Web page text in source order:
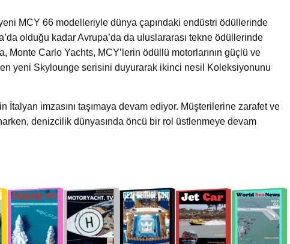
MCY 66 modelleriyle dünya çapındaki endüstri ödüllerinde
olduğu kadar Avrupa’da da uluslararası tekne ödüllerinde
Monte Carlo Yachts, MCY’lerin ödüllü motorlarının güçlü ve
yeni Skylounge serisini duyurarak ikinci nesil Koleksiyonunu
İtalyan imzasını taşımaya devam ediyor. Müşterilerine zarafet ve
denizcilik dünyasında öncü bir rol üstlenmeye devam